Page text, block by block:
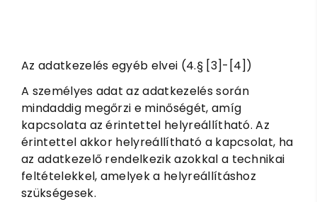
Az adatkezelés egyéb elvei (4.§ [3]-[4])
A személyes adat az adatkezelés során
mindaddig megőrzi e minőségét, amíg
kapcsolata az érintettel helyreállítható. Az
érintettel akkor helyreállítható a kapcsolat, ha
az adatkezelő rendelkezik azokkal a technikai
feltételekkel, amelyek a helyreállításhoz
szükségesek.